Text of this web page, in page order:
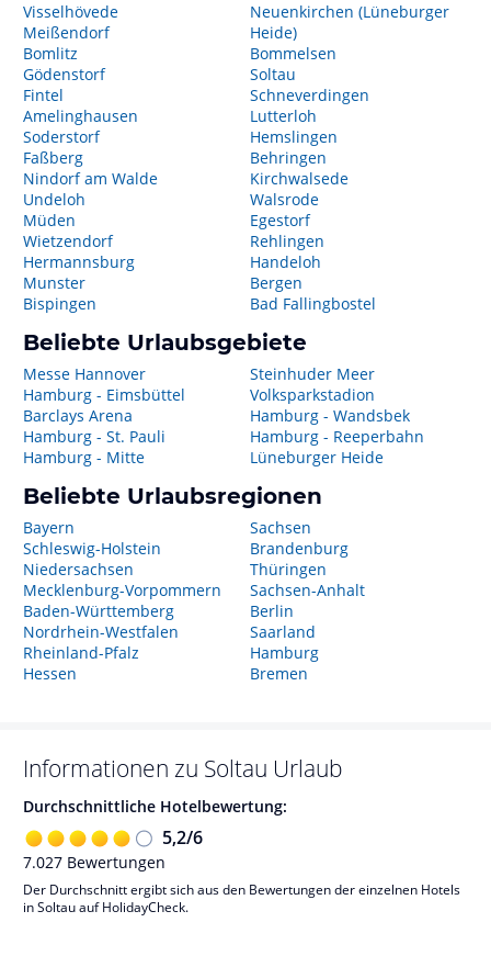
Visselhövede
Meißendorf
Bomlitz
Gödenstorf
Fintel
Amelinghausen
Soderstorf
Faßberg
Nindorf am Walde
Undeloh
Müden
Wietzendorf
Hermannsburg
Munster
Bispingen
Neuenkirchen (Lüneburger
Heide)
Bommelsen
Soltau
Schneverdingen
Lutterloh
Hemslingen
Behringen
Kirchwalsede
Walsrode
Egestorf
Rehlingen
Handeloh
Bergen
Bad Fallingbostel
Beliebte Urlaubsgebiete
Messe Hannover
Hamburg - Eimsbüttel
Barclays Arena
Hamburg - St. Pauli
Hamburg - Mitte
Steinhuder Meer
Volksparkstadion
Hamburg - Wandsbek
Hamburg - Reeperbahn
Lüneburger Heide
Beliebte Urlaubsregionen
Bayern
Schleswig-Holstein
Niedersachsen
Mecklenburg-Vorpommern
Baden-Württemberg
Nordrhein-Westfalen
Rheinland-Pfalz
Hessen
Sachsen
Brandenburg
Thüringen
Sachsen-Anhalt
Berlin
Saarland
Hamburg
Bremen
Informationen zu Soltau Urlaub
Durchschnittliche Hotelbewertung:
5,2/6
7.027 Bewertungen
Der Durchschnitt ergibt sich aus den Bewertungen der einzelnen Hotels
in Soltau auf HolidayCheck.